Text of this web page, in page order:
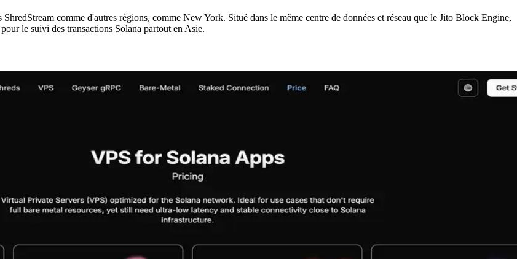
comme d'autres régions, comme New York. Situé dans le même centre de données et réseau que le Jito Block Engine,
le suivi des transactions Solana partout en Asie.